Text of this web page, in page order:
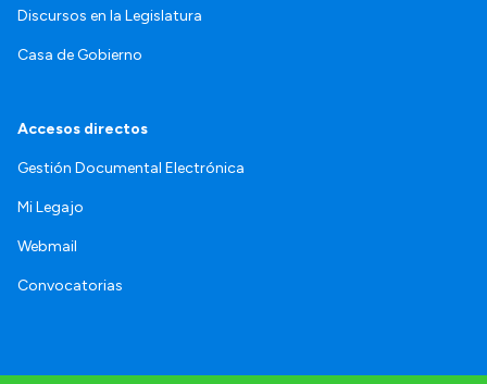
Discursos en la Legislatura
Casa de Gobierno
Accesos directos
Gestión Documental Electrónica
Mi Legajo
Webmail
Convocatorias